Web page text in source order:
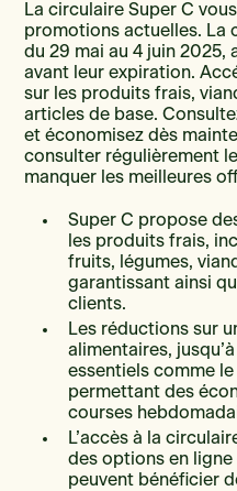
La circulaire Super C
promotions actuelles. La
du 29 mai au 4 juin
avant leur expiration.
sur les produits frais,
articles de base.
et économisez dès
consulter régulièrement
manquer les meilleures
Super C propose
les produits frais,
fruits, légumes,
garantissant ainsi
clients.
Les réductions sur
alimentaires,
essentiels comme
permettant des
courses
L’accès à la
des options en
peuvent bénéficier